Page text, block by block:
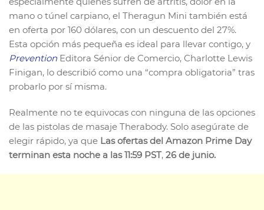
mano o túnel carpiano, el Theragun Mini también está
en oferta por 160 dólares, con un descuento del 27%.
Esta opción más pequeña es ideal para llevar contigo, y
Prevention Editora Sénior de Comercio, Charlotte Lewis
Finigan, lo describió como una “compra obligatoria” tras
probarlo por sí misma.
Realmente no te equivocas con ninguna de las opciones
de las pistolas de masaje Therabody. Solo asegúrate de
elegir rápido, ya que Las ofertas del Amazon Prime Day
terminan esta noche a las 11:59 PST, 26 de junio.